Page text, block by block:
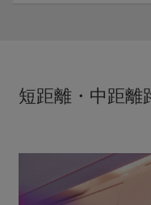
短距離・中距